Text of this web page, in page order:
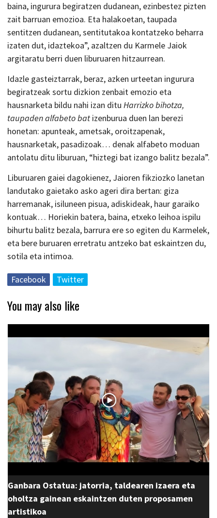
baina, ingurura begiratzen dudanean, ezinbestez pizten
zait barruan emozioa. Eta halakoetan, taupada
sentitzen dudanean, sentitutakoa kontatzeko beharra
izaten dut, idaztekoa”, azaltzen du Karmele Jaiok
argitaratu berri duen liburuaren hitzaurrean.
Idazle gasteiztarrak, beraz, azken urteetan ingurura
begiratzeak sortu dizkion zenbait emozio eta
hausnarketa bildu nahi izan ditu Harrizko bihotza,
taupaden alfabeto bat izenburua duen lan berezi
honetan: apunteak, ametsak, oroitzapenak,
hausnarketak, pasadizoak… denak alfabeto moduan
antolatu ditu liburuan, “hiztegi bat izango balitz bezala”.
Liburuaren gaiei dagokienez, Jaioren fikziozko lanetan
landutako gaietako asko ageri dira bertan: giza
harremanak, isiluneen pisua, adiskideak, haur garaiko
kontuak… Horiekin batera, baina, etxeko leihoa ispilu
bihurtu balitz bezala, barrura ere so egiten du Karmelek,
eta bere buruaren erretratu antzeko bat eskaintzen du,
sotila eta intimoa.
Facebook Twitter
You may also like
Ganbara Ostatua: jatorria, taldearen izaera eta
oholtza gainean eskaintzen duten proposamen
artistikoa